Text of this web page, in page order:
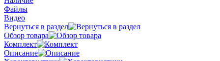
Файлы
Видео
Вернуться в раздел
Обзор товара
Комплект
Описание